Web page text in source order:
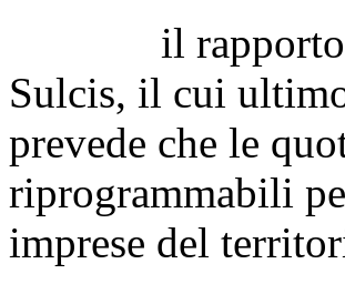
il rapporto
Sulcis, il cui
prevede che le
riprogrammabili
imprese del